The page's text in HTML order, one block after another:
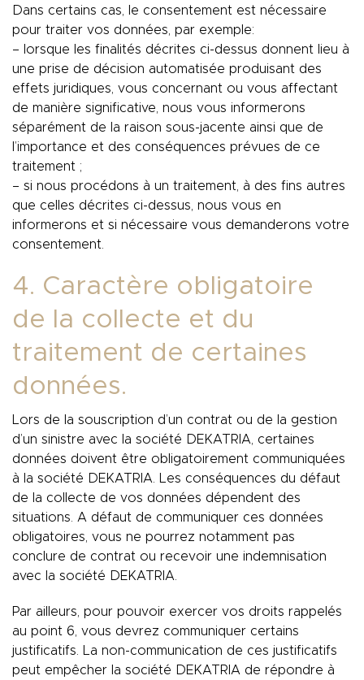
Dans certains cas, le consentement est nécessaire
pour traiter vos données, par exemple:
– lorsque les finalités décrites ci-dessus donnent lieu à
une prise de décision automatisée produisant des
effets juridiques, vous concernant ou vous affectant
de manière significative, nous vous informerons
séparément de la raison sous-jacente ainsi que de
l’importance et des conséquences prévues de ce
traitement ;
– si nous procédons à un traitement, à des fins autres
que celles décrites ci-dessus, nous vous en
informerons et si nécessaire vous demanderons votre
consentement.
4. Caractère obligatoire
de la collecte et du
traitement de certaines
données.
Lors de la souscription d’un contrat ou de la gestion
d’un sinistre avec la société DEKATRIA, certaines
données doivent être obligatoirement communiquées
à la société DEKATRIA. Les conséquences du défaut
de la collecte de vos données dépendent des
situations. A défaut de communiquer ces données
obligatoires, vous ne pourrez notamment pas
conclure de contrat ou recevoir une indemnisation
avec la société DEKATRIA.
Par ailleurs, pour pouvoir exercer vos droits rappelés
au point 6, vous devrez communiquer certains
justificatifs. La non-communication de ces justificatifs
peut empêcher la société DEKATRIA de répondre à